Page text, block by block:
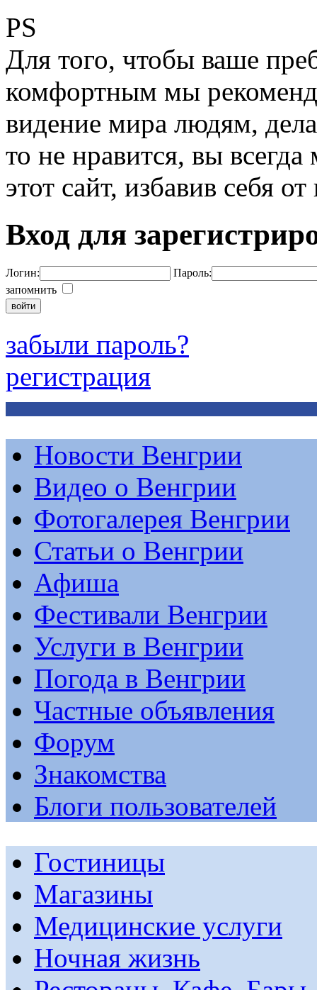
PS
Для того, чтобы ваше
комфортным мы
видение мира людям,
то не нравится, вы
этот сайт, избавив себя
Вход для
Логин:
Пароль:
запомнить
забыли пароль?
регистрация
Новости Венгрии
Видео о Венгрии
Фотогалерея Венгрии
Статьи о Венгрии
Афиша
Фестивали Венгрии
Услуги в Венгрии
Погода в Венгрии
Частные объявления
Форум
Знакомства
Блоги пользователей
Гостиницы
Магазины
Медицинские услуги
Ночная жизнь